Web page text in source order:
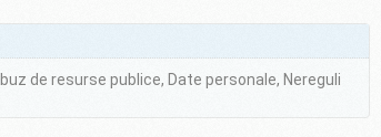
de resurse publice, Date personale, Nereguli